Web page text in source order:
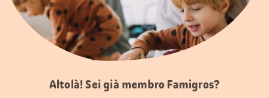
Altolà! Sei già membro Famigros?